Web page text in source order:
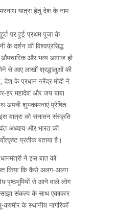
यात्रा हेतु देश के नाम
पर हुई प्रथम पूजा के
के दर्शन की विश्वप्रसिद्ध
औपचारिक और भव्य आगाज हो
से आए लाखों श्रद्धालुओं की
देश के प्रधान नरेंद्र मोदी ने
हर महादेव’ और जय बाबा
अपनी शुभकामनाएं प्रेषित
यात्रा को सनातन संस्कृति
अध्याय और भारत की
प्रतीक बताया है।
ने इस बात को
किया कि कैसे अलग-अलग
पृष्ठभूमियों से आने वाले लोग
संकल्प के साथ एकाकार
के स्थानीय नागरिकों